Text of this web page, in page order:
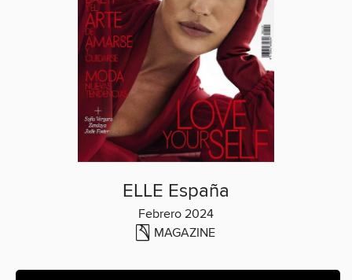
ELLE España
Febrero 2024
MAGAZINE